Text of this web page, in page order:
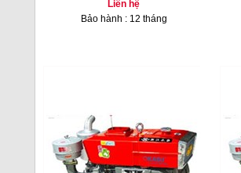
Liên hệ
Bảo hành : 12 tháng